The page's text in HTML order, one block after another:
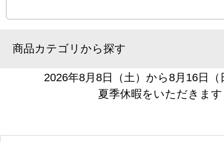
商品カテゴリから探す
2026年8月8日（土）から8月16日
夏季休暇をいただきます